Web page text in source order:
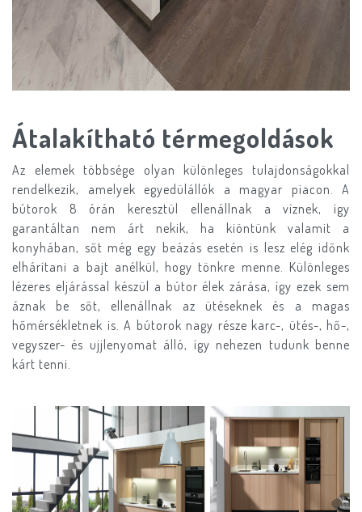
Átalakítható térmegoldások
Az elemek többsége olyan különleges tulajdonságokkal
rendelkezik, amelyek egyedülállók a magyar piacon. A
bútorok 8 órán keresztül ellenállnak a víznek, így
garantáltan nem árt nekik, ha kiöntünk valamit a
konyhában, sőt még egy beázás esetén is lesz elég időnk
elhárítani a bajt anélkül, hogy tönkre menne. Különleges
lézeres eljárással készül a bútor élek zárása, így ezek sem
áznak be sőt, ellenállnak az ütéseknek és a magas
hőmérsékletnek is. A bútorok nagy része karc-, ütés-, hő-,
vegyszer- és ujjlenyomat álló, így nehezen tudunk benne
kárt tenni.